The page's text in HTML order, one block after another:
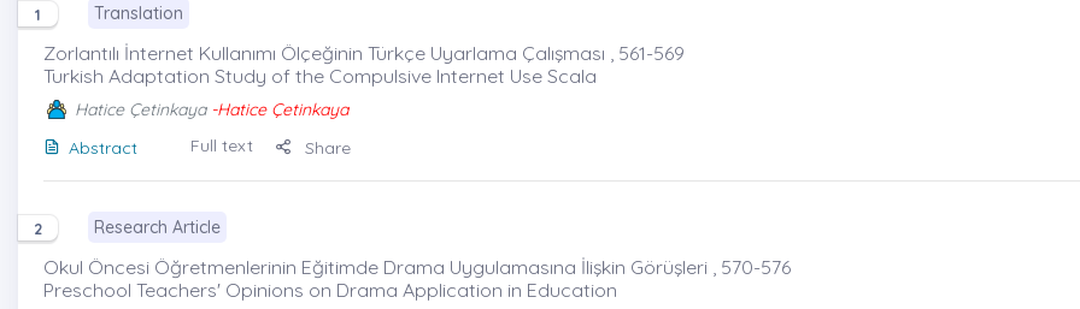
1 Translation
Zorlantılı İnternet Kullanımı Ölçeğinin Türkçe Uyarlama Çalışması , 561-569
Turkish Adaptation Study of the Compulsive Internet Use Scala
Hatice Çetinkaya-Hatice Çetinkaya
Abstract
Full text Share
2 Research Article
Okul Öncesi Öğretmenlerinin Eğitimde Drama Uygulamasına İlişkin Görüşleri , 570-576
Preschool Teachers' Opinions on Drama Application in Education